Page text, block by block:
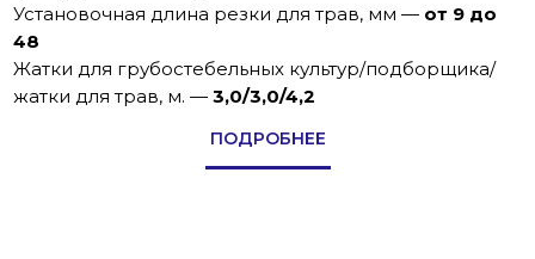
Установочная длина резки для трав, мм — от 9 до
48
Жатки для грубостебельных культур/подборщика/
жатки для трав, м. —3,0/3,0/4,2
ПОДРОБНЕЕ